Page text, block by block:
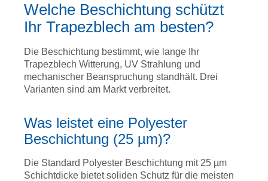
Welche Beschichtung schützt
Ihr Trapezblech am besten?
Die Beschichtung bestimmt, wie lange Ihr
Trapezblech Witterung, UV Strahlung und
mechanischer Beanspruchung standhält. Drei
Varianten sind am Markt verbreitet.
Was leistet eine Polyester
Beschichtung (25 µm)?
Die Standard Polyester Beschichtung mit 25 µm
Schichtdicke bietet soliden Schutz für die meisten